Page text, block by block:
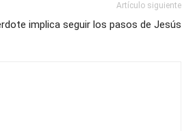
Artículo siguiente
implica seguir los pasos de Jesús